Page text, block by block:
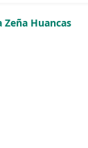
Zeña Huancas